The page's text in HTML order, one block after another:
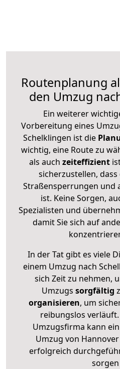
Routenplanung
den Umzug
Ein weiterer
Vorbereitung eines
Schelklingen ist die
wichtig, eine Route zu
als auch zeiteffizient
sicherzustellen,
Straßensperrungen und
ist. Keine Sorgen,
Spezialisten und
damit Sie sich auf
In der Tat gibt es viele
einem Umzug nach
sich Zeit zu nehmen,
Umzugs sorgfältig
organisieren, um
reibungslos
Umzugsfirma kann
Umzug von
erfolgreich
sorgen